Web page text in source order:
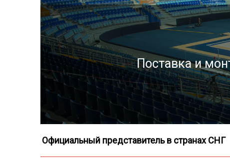
Поставка и
Официальный представитель в странах СНГ